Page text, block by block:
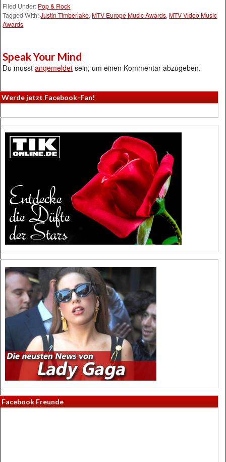
Filed Under: Pop & Rock
Tagged With:Justin Timberlake, MTV Europe Music Awards, MTV Video Music
Awards
Speak Your Mind
Du musstangemeldet sein, um einen Kommentar abzugeben.
Werde jetzt Facebook-Fan!
Facebook Freunde